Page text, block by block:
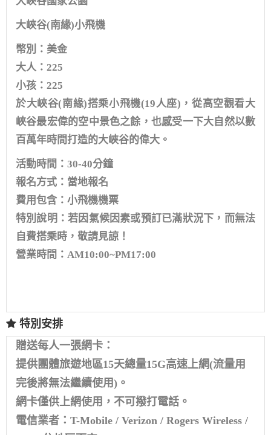
大峽谷(南緣)小飛機
幣別：美金
大人：225
小孩：225
於大峽谷(南緣)搭乘小飛機(19人座)，從高空觀看大
峽谷最宏偉的空中景色之餘，也感受一下大自然以數
百萬年時間打造的大峽谷的偉大。
活動時間：30-40分鐘
報名方式：當地報名
費用包含：小飛機機票
特別說明：若因氣候因素或預訂已滿狀況下，而無法
自費搭乘時，敬請見諒！
營業時間：AM10:00~PM17:00
特別安排
贈送每人一張網卡：
提供團體旅遊地區15天總量15G高速上網(流量用
完後將無法繼續使用)。
網卡僅供上網使用，不可撥打電話。
電信業者：T-Mobile / Verizon / Rogers Wireless /